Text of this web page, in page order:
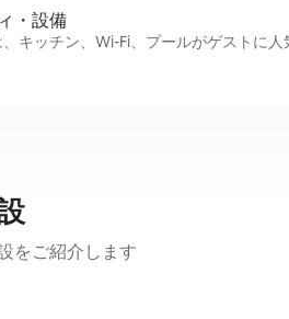
・設⁠備
キッチン、Wi-Fi、プールがゲストに人
をご紹介します